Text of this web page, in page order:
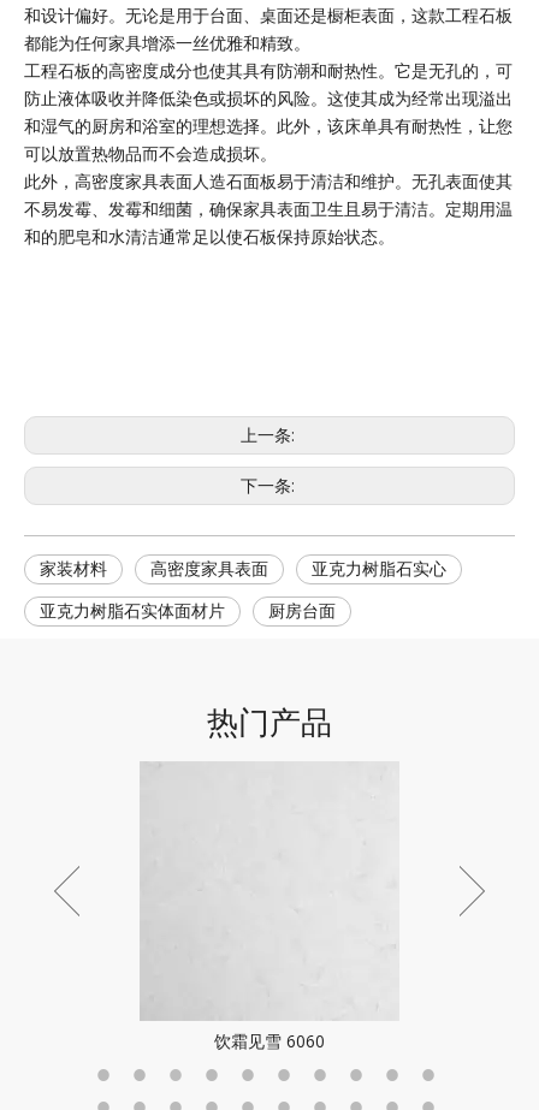
和设计偏好。无论是用于台面、桌面还是橱柜表面，这款工程石板
都能为任何家具增添一丝优雅和精致。
工程石板的高密度成分也使其具有防潮和耐热性。它是无孔的，可
防止液体吸收并降低染色或损坏的风险。这使其成为经常出现溢出
和湿气的厨房和浴室的理想选择。此外，该床单具有耐热性，让您
可以放置热物品而不会造成损坏。
此外，高密度家具表面人造石面板易于清洁和维护。无孔表面使其
不易发霉、发霉和细菌，确保家具表面卫生且易于清洁。定期用温
和的肥皂和水清洁通常足以使石板保持原始状态。
上一条:
下一条:
家装材料 高密度家具表面
亚克力树脂石实心
亚克力树脂石实体面材片
厨房台面
热门产品
饮霜见雪 6060